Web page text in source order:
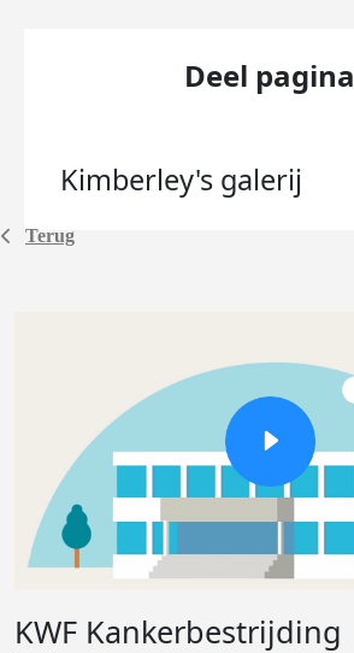
Terug
Deel pagina
Kimberley's galerij
KWF Kankerbestrijding